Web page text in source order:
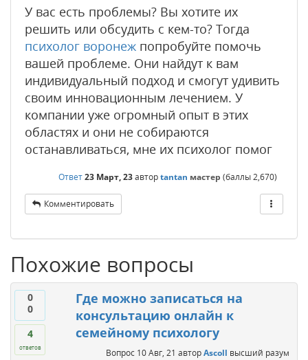
У вас есть проблемы? Вы хотите их
решить или обсудить с кем-то? Тогда
психолог воронеж попробуйте помочь
вашей проблеме. Они найдут к вам
индивидуальный подход и смогут удивить
своим инновационным лечением. У
компании уже огромный опыт в этих
областях и они не собираются
останавливаться, мне их психолог помог
Ответ23 Март, 23авторtantan мастер (баллы2,670)
Комментировать
Похожие вопросы
0
0
4
ответов
Где можно записаться на
консультацию онлайн к
семейному психологу
Вопрос 10 Авг, 21 авторAscoll высший разум